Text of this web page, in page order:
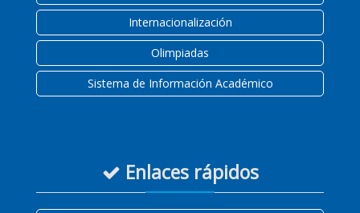
Internacionalización
Olimpiadas
Sistema de Información Académico
Enlaces rápidos